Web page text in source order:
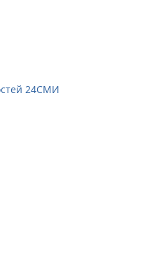
24СМИ